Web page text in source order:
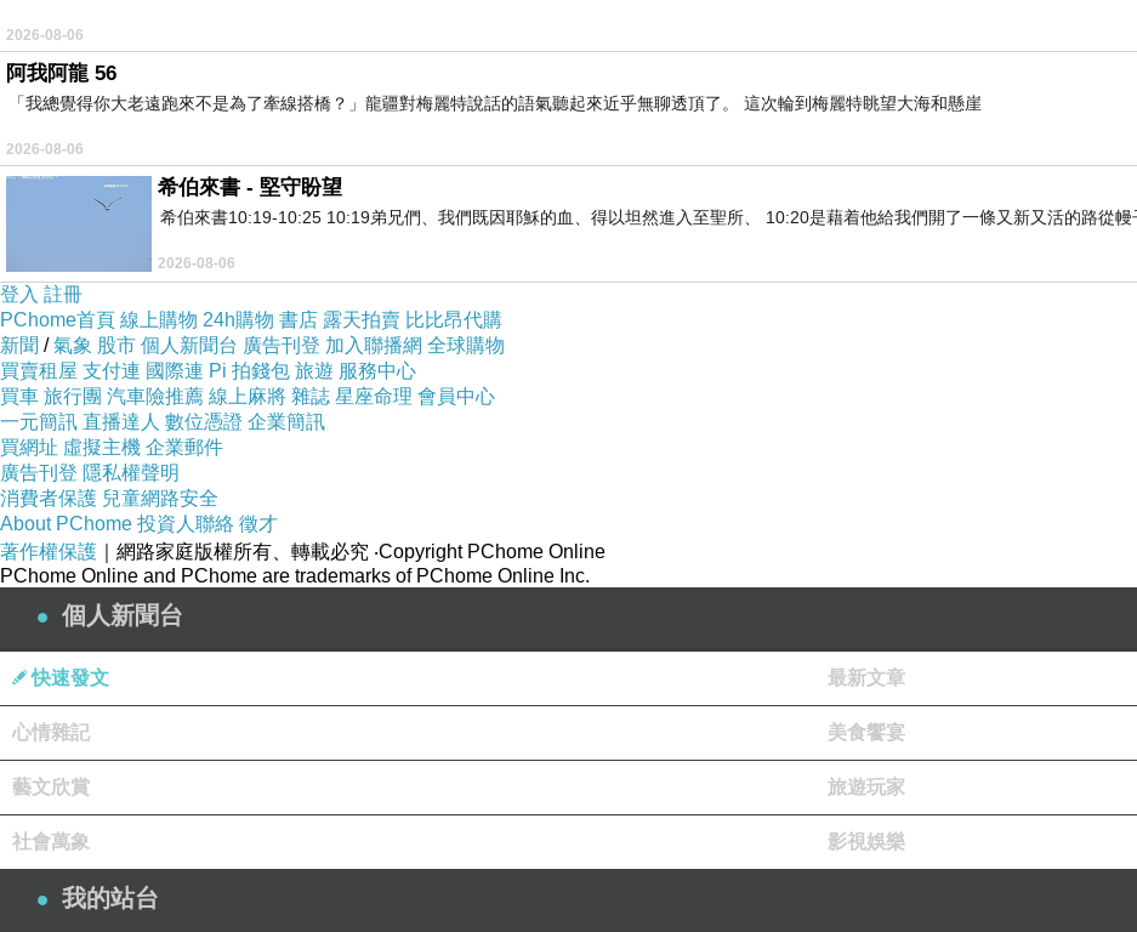
2026-08-06
阿我阿龍 56
「我總覺得你大老遠跑來不是為了牽線搭橋？」龍疆對梅麗特說話的語氣聽起來近乎無聊透頂了。 這次輪到梅麗特眺望大海和懸崖
2026-08-06
希伯來書 - 堅守盼望
希伯來書10:19-10:25 10:19弟兄們、我們既因耶穌的血、得以坦然進入至聖所、 10:20是藉着他給我們開了一條又新又活的路從幔
2026-08-06
登入 註冊
PChome首頁 線上購物 24h購物 書店 露天拍賣 比比昂代購
新聞 /氣象 股市 個人新聞台 廣告刊登 加入聯播網 全球購物
買賣租屋 支付連 國際連 Pi 拍錢包 旅遊 服務中心
買車 旅行團 汽車險推薦 線上麻將 雜誌 星座命理 會員中心
一元簡訊 直播達人 數位憑證 企業簡訊
買網址 虛擬主機 企業郵件
廣告刊登 隱私權聲明
消費者保護 兒童網路安全
About PChome 投資人聯絡 徵才
著作權保護 ｜網路家庭版權所有、轉載必究 ‧Copyright PChome Online
PChome Online and PChome are trademarks of PChome Online Inc.
個人新聞台
快速發文 最新文章
心情雜記 美食饗宴
藝文欣賞 旅遊玩家
社會萬象 影視娛樂
我的站台